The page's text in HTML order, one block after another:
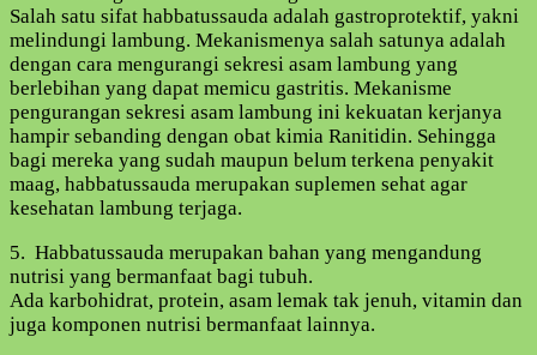
Salah satu sifat habbatussauda adalah gastroprotektif, yakni
melindungi lambung. Mekanismenya salah satunya adalah
dengan cara mengurangi sekresi asam lambung yang
berlebihan yang dapat memicu gastritis. Mekanisme
pengurangan sekresi asam lambung ini kekuatan kerjanya
hampir sebanding dengan obat kimia Ranitidin. Sehingga
bagi mereka yang sudah maupun belum terkena penyakit
maag, habbatussauda merupakan suplemen sehat agar
kesehatan lambung terjaga.
5. Habbatussauda merupakan bahan yang mengandung
nutrisi yang bermanfaat bagi tubuh.
Ada karbohidrat, protein, asam lemak tak jenuh, vitamin dan
juga komponen nutrisi bermanfaat lainnya.